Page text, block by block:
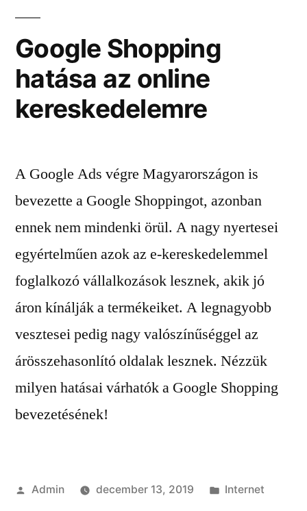
Google Shopping
hatása az online
kereskedelemre
A Google Ads végre Magyarországon is
bevezette a Google Shoppingot, azonban
ennek nem mindenki örül. A nagy nyertesei
egyértelműen azok az e-kereskedelemmel
foglalkozó vállalkozások lesznek, akik jó
áron kínálják a termékeiket. A legnagyobb
vesztesei pedig nagy valószínűséggel az
árösszehasonlító oldalak lesznek. Nézzük
milyen hatásai várhatók a Google Shopping
bevezetésének!
Szerző:
Admin december 13, 2019 Kategória:
Internet